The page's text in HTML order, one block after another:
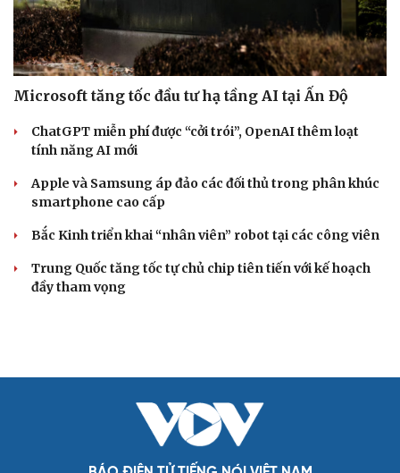
Microsoft tăng tốc đầu tư hạ tầng AI tại Ấn Độ
ChatGPT miễn phí được “cởi trói”, OpenAI thêm loạt
tính năng AI mới
Apple và Samsung áp đảo các đối thủ trong phân khúc
smartphone cao cấp
Bắc Kinh triển khai “nhân viên” robot tại các công viên
Trung Quốc tăng tốc tự chủ chip tiên tiến với kế hoạch
đầy tham vọng